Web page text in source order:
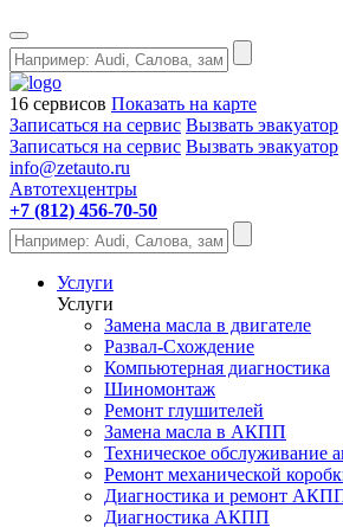
16 сервисов Показать на карте
Записаться на сервис Вызвать эвакуатор
Записаться на сервис Вызвать эвакуатор
info@zetauto.ru
Автотехцентры
+7 (812) 456-70-50
Услуги
Услуги
Замена масла в двигателе
Развал-Схождение
Компьютерная диагностика
Шиномонтаж
Ремонт глушителей
Замена масла в АКПП
Техническое обслуживание
Ремонт механической
Диагностика и ремонт
Диагностика АКПП